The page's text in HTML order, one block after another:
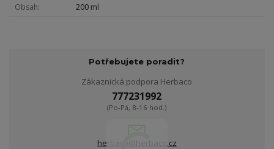
Obsah
200 ml
Potřebujete poradit?
Zákaznická podpora Herbaco
777231992
(Po-Pá, 8-16 hod.)
herbaco@herbaco.cz